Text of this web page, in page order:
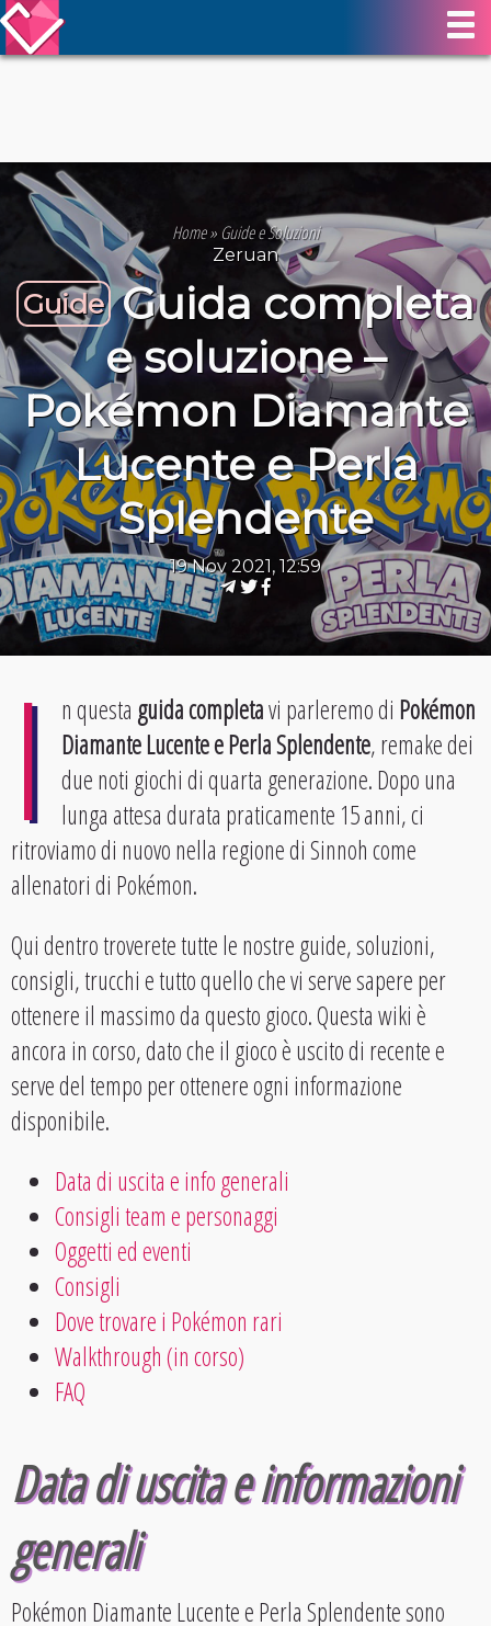
Home» Guide e Soluzioni
Zeruan
Guide Guida completa
e soluzione –
Pokémon Diamante
Lucente e Perla
Splendente
19 Nov 2021, 12:59
I n questa guida completavi parleremo di Pokémon
Diamante Lucente e Perla Splendente, remake dei
due noti giochi di quarta generazione. Dopo una
lunga attesa durata praticamente 15 anni, ci
ritroviamo di nuovo nella regione di Sinnoh come
allenatori di Pokémon.
Qui dentro troverete tutte le nostre guide, soluzioni,
consigli, trucchi e tutto quello che vi serve sapere per
ottenere il massimo da questo gioco. Questa wiki è
ancora in corso, dato che il gioco è uscito di recente e
serve del tempo per ottenere ogni informazione
disponibile.
Data di uscita e info generali
Consigli team e personaggi
Oggetti ed eventi
Consigli
Dove trovare i Pokémon rari
Walkthrough (in corso)
FAQ
Data di uscita e informazioni
generali
Pokémon Diamante Lucente e Perla Splendente sono